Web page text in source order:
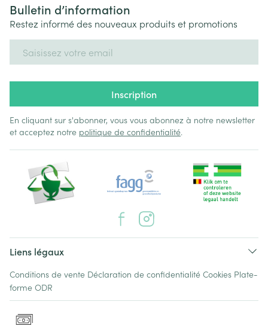
Bulletin d’information
Restez informé des nouveaux produits et promotions
Inscription
En cliquant sur s'abonner, vous vous abonnez à notre newsletter
et acceptez notre politique de confidentialité.
Liens légaux
Conditions de vente Déclaration de confidentialité Cookies Plate-
forme ODR